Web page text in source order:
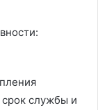
срок службы и